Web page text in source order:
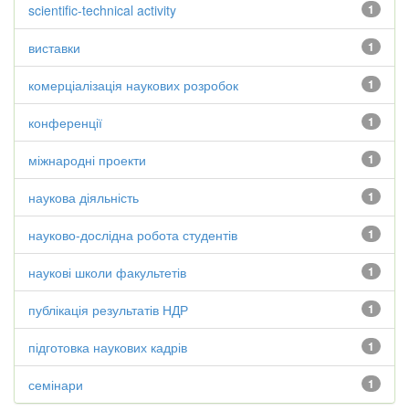
1
scientific-technical activity
1
виставки
1
комерціалізація наукових розробок
1
конференції
1
міжнародні проекти
1
наукова діяльність
1
науково-дослідна робота студентів
1
наукові школи факультетів
1
публікація результатів НДР
1
підготовка наукових кадрів
1
семінари